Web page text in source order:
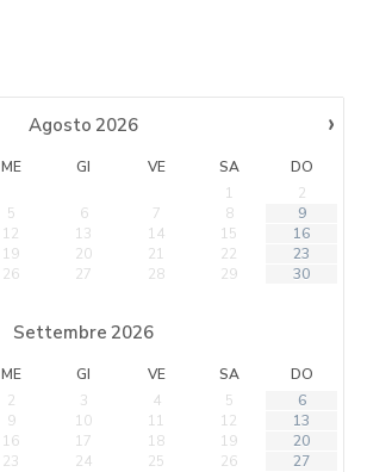
›
Agosto 2026
ME GI VE SA
DO
1
2
5 6 7 8
9
12 13 14 15
16
19 20 21 22
23
26 27 28 29
30
Settembre 2026
ME GI VE SA
DO
2 3 4 5
6
9 10 11 12
13
16 17 18 19
20
23 24 25 26
27